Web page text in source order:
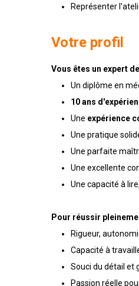
Représenter
Votre profil
Vous êtes un expert
Un diplôme en
10 ans
Une expérience
Une pratique
Une parfaite
Une excellente
Une capacité à
Pour réussir
Rigueur,
Capacité à
Souci du détail et
Passion réelle